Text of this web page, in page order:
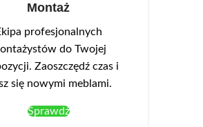
Montaż
profesjonalnych
do Twojej
Zaoszczędź czas i
się nowymi meblami.
Sprawdź